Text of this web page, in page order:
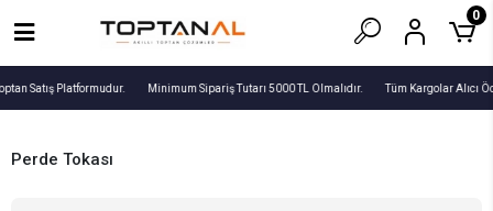
Satış Platformudur. Minimum Sipariş Tutarı 5000 TL Olmalıdır. Tüm Kargolar Alıcı
0
Perde Tokası